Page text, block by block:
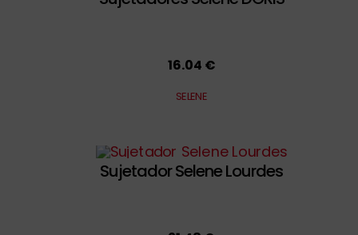
16.04 €
SELENE
Sujetador Selene Lourdes